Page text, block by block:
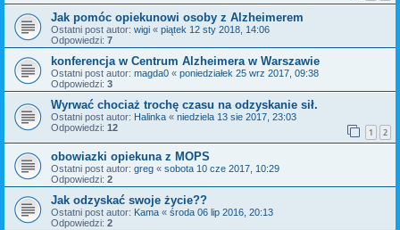
Jak pomóc opiekunowi osoby z Alzheimerem
Ostatni post autor: wigi « piątek 12 sty 2018, 14:06
Odpowiedzi: 7
konferencja w Centrum Alzheimera w Warszawie
Ostatni post autor: magda0 « poniedziałek 25 wrz 2017, 09:38
Odpowiedzi: 3
Wyrwać chociaż trochę czasu na odzyskanie sił.
Ostatni post autor: Halinka « niedziela 13 sie 2017, 23:03
Odpowiedzi: 12 1 2
obowiazki opiekuna z MOPS
Ostatni post autor: greg « sobota 10 cze 2017, 10:29
Odpowiedzi: 2
Jak odzyskać swoje życie??
Ostatni post autor: Kama « środa 06 lip 2016, 20:13
Odpowiedzi: 2